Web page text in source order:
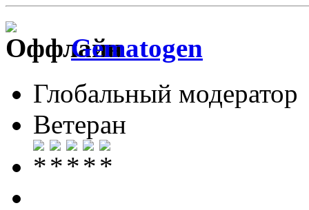
Gematogen
Глобальный модератор
Ветеран